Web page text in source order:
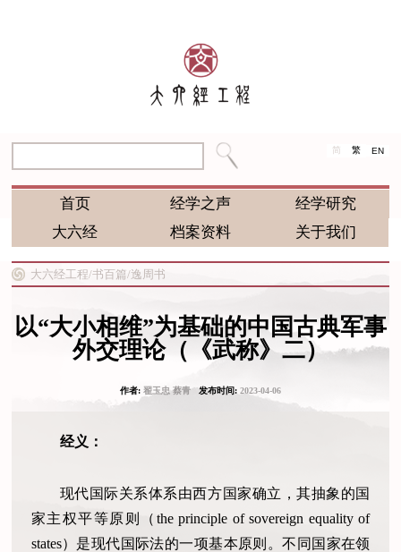
简 繁 EN
首页 经学之声
经学研究
大六经
档案资料 关于我们
大六经工程/书百篇/逸周书
以“大小相维”为基础的中国古典军事
外交理论（《武称》二）
作者: 翟玉忠 蔡青发布时间: 2023-04-06
经义：
现代国际关系体系由西方国家确立，其抽象的国
家主权平等原则（the principle of sovereign equality of
states）是现代国际法的一项基本原则。不同国家在领